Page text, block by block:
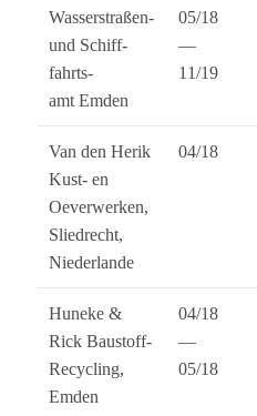
Was­ser­stra­ßen-
und Schiff­
fahrts­
amt Emden
05/18
—
11/19
Van den Herik
Kust- en
Oever­wer­ken,
Slied­recht,
Niederlande
04/18
Huneke &
Rick Bau­stoff-
Recy­cling,
Emden
04/18
—
05/18